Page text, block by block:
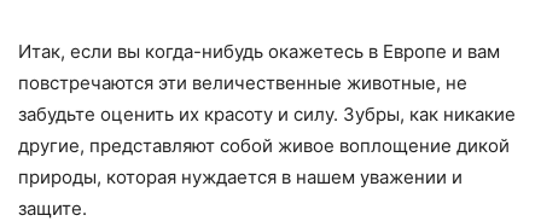
Итак, если вы когда-нибудь окажетесь в Европе и вам
повстречаются эти величественные животные, не
забудьте оценить их красоту и силу. Зубры, как никакие
другие, представляют собой живое воплощение дикой
природы, которая нуждается в нашем уважении и
защите.